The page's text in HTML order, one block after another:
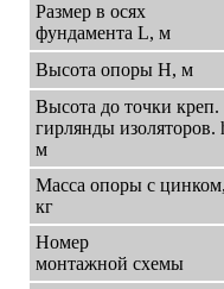
Размер в осях
фундамента L, м
Высота опоры Н, м
Высота до точки креп.
гирлянды изоляторов.
м
Масса опоры с цинком,
кг
Номер
монтажной схемы